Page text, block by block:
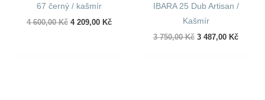
67 černý / kašmír
4 600,00Kč Původní
4 209,00 KčAktuální
IBARA 25 Dub Artisan /
Kašmír
3 750,00Kč Původní
3 487,00 Kč